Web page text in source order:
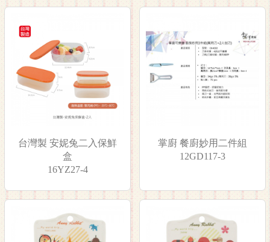
台灣製 安妮兔二入保鮮
盒
16YZ27-4
掌廚 餐廚妙用二件組
12GD117-3